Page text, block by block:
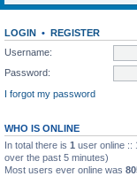
LOGIN • REGISTER
Username:
Password:
I forgot my password
WHO IS ONLINE
In total there is 1 user online ::
over the past 5 minutes)
Most users ever online was